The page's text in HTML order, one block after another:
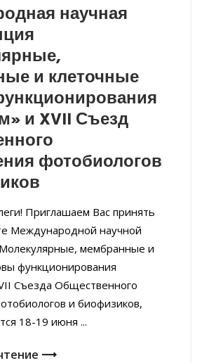
научная
и клеточные
и XVII Съезд
фотобиологов
Приглашаем Вас принять
Международной научной
мембранные и
функционирования
Съезда Общественного
и биофизиков,
18-19 июня ...